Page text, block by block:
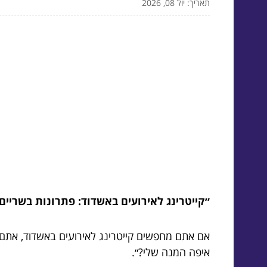
תאריך: יול 08, 2026
״קייטרינג לאירועים באשדוד: פתרונות
אם אתם מחפשים קייטרינג לאירועים באשדוד,
איפה המנה שלי?״.